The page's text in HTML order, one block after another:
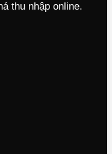
thu nhập online.